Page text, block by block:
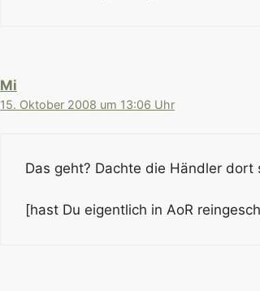
Mi
15. Oktober 2008 um 13:06 Uhr
Das geht? Dachte die Händler
[hast Du eigentlich in AoR